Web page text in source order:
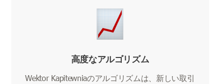
高度なアルゴリズム
Wektor Kapitewniaのアルゴリズムは、新しい取引